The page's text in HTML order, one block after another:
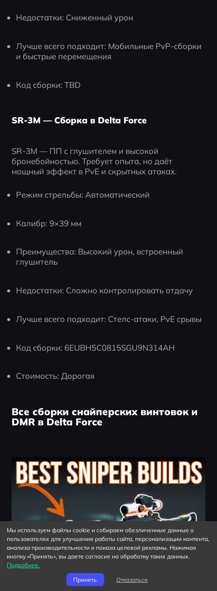
Недостатки: Сниженный урон
Лучше всего подходит: Мобильные PvP-сборки
и быстрые перемещения
Код сборки: TBD
SR-3M — Сборка в Delta Force
SR-3M — ПП с глушителем и высокой
бронебойностью. Требует опыта, но даёт
мощный эффект в PvE и скрытных атаках.
Режим стрельбы: Автоматический
Калибр: 9×39 мм
Преимущества: Высокий урон, встроенный
глушитель
Недостатки: Сложно контролировать отдачу
Лучше всего подходит: Стелс-атаки, PvE срывы
Код сборки: 6EUBH5C0815SGU9N314AH
Стоимость: Дорогая
Все сборки снайперских винтовок и
DMR в Delta Force
Мы используем файлы cookie и собираем обезличенные данные о
пользователях для улучшения работы сайта, персонализации контента,
анализа производительности и показа целевой рекламы. Нажимая
кнопку «Принять», вы даете согласие на обработку таких данных.
Подробнее.
Принять
Отказаться